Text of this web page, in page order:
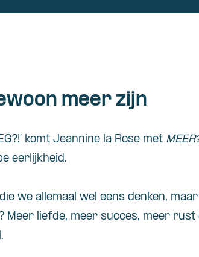
meer zijn
komt Jeannine la Rose met
eerlijkheid.
we allemaal wel eens denken,
Meer liefde, meer succes, meer